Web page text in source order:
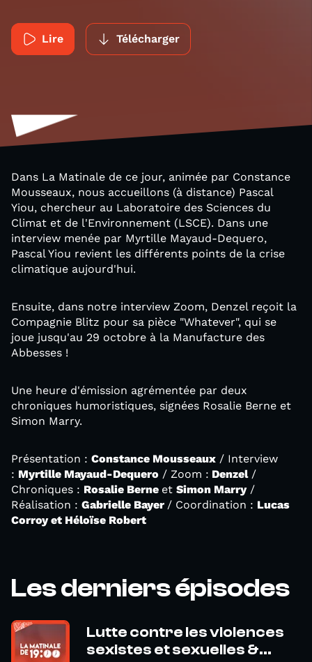
Lire Télécharger
Dans La Matinale de ce jour, animée par Constance
Mousseaux, nous accueillons (à distance) Pascal
Yiou, chercheur au Laboratoire des Sciences du
Climat et de l'Environnement (LSCE). Dans une
interview menée par Myrtille Mayaud-Dequero,
Pascal Yiou revient les différents points de la crise
climatique aujourd'hui.
Ensuite, dans notre interview Zoom, Denzel reçoit la
Compagnie Blitz pour sa pièce "Whatever", qui se
joue jusqu'au 29 octobre à la Manufacture des
Abbesses !
Une heure d'émission agrémentée par deux
chroniques humoristiques, signées Rosalie Berne et
Simon Marry.
Présentation : Constance Mousseaux / Interview
: Myrtille Mayaud-Dequero / Zoom : Denzel/
Chroniques : Rosalie Berne et Simon Marry/
Réalisation : Gabrielle Bayer / Coordination : Lucas
Corroy et Héloïse Robert
Les derniers épisodes
Lutte contre les violences
sexistes et sexuelles &...